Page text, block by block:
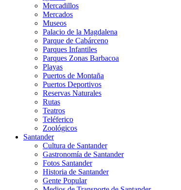
Mercadillos
Mercados
Museos
Palacio de la Magdalena
Parque de Cabárceno
Parques Infantiles
Parques Zonas Barbacoa
Playas
Puertos de Montaña
Puertos Deportivos
Reservas Naturales
Rutas
Teatros
Teléferico
Zoológicos
Santander
Cultura de Santander
Gastronomía de Santander
Fotos Santander
Historia de Santander
Gente Popular